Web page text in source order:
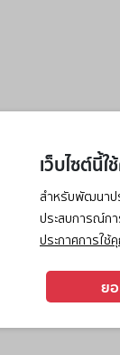
เว็บไซต์นี้ใ
สำหรับพัฒนาป
ประสบการณ์ก
ประกาศการใช้
ย
has